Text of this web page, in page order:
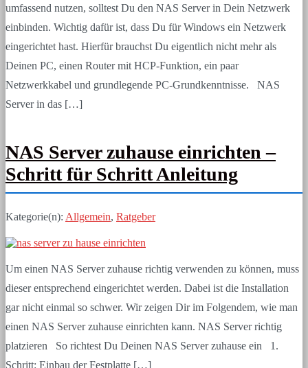
umfassend nutzen, solltest Du den NAS Server in Dein Netzwerk
einbinden. Wichtig dafür ist, dass Du für Windows ein Netzwerk
eingerichtet hast. Hierfür brauchst Du eigentlich nicht mehr als
Deinen PC, einen Router mit HCP-Funktion, ein paar
Netzwerkkabel und grundlegende PC-Grundkenntnisse. NAS
Server in das […]
NAS Server zuhause einrichten –
Schritt für Schritt Anleitung
Kategorie(n): Allgemein, Ratgeber
Um einen NAS Server zuhause richtig verwenden zu können, muss
dieser entsprechend eingerichtet werden. Dabei ist die Installation
gar nicht einmal so schwer. Wir zeigen Dir im Folgendem, wie man
einen NAS Server zuhause einrichten kann. NAS Server richtig
platzieren So richtest Du Deinen NAS Server zuhause ein 1.
Schritt: Einbau der Festplatte […]